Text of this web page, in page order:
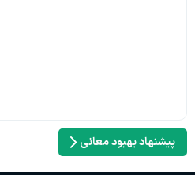
پیشنهاد بهبود معانی